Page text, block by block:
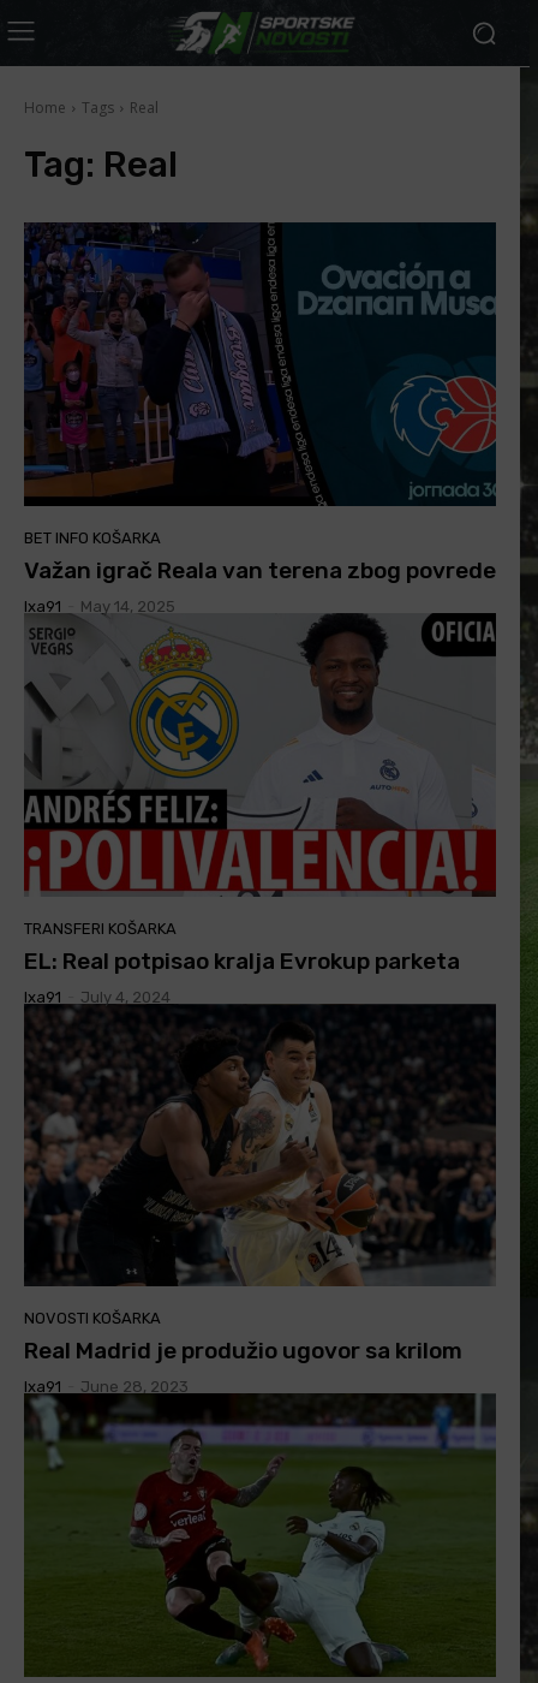
Home Tags Real
Tag: Real
BET INFO KOŠARKA
Važan igrač Reala van terena zbog povrede
Ixa91 May 14, 2025
TRANSFERI KOŠARKA
EL: Real potpisao kralja Evrokup parketa
Ixa91 July 4, 2024
NOVOSTI KOŠARKA
Real Madrid je produžio ugovor sa krilom
Ixa91 June 28, 2023